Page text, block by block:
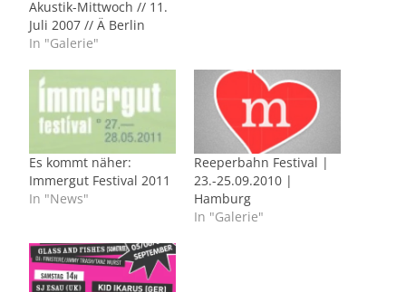
Akustik-Mittwoch // 11.
Juli 2007 // Ä Berlin
In "Galerie"
Es kommt näher:
Immergut Festival 2011
In "News"
Reeperbahn Festival |
23.-25.09.2010 |
Hamburg
In "Galerie"